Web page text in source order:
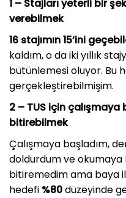
1 – Stajları yeterli bir
verebilmek
16 stajımın 15’ini
kaldım, o da iki yıllık
bütünlemesi oluyor. Bu
gerçekleştirebilmişim.
2 – TUS için
bitirebilmek
Çalışmaya başladım,
doldurdum ve okumaya
bitiremedim ama baya
hedefi %80düzeyinde